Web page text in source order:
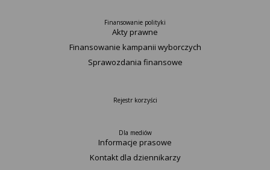
Finansowanie polityki
Akty prawne
Finansowanie kampanii wyborczych
Sprawozdania finansowe
Rejestr korzyści
Dla mediów
Informacje prasowe
Kontakt dla dziennikarzy